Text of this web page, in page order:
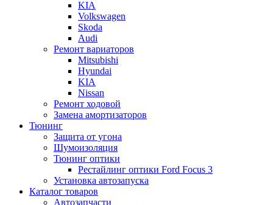
KIA
Volkswagen
Skoda
Audi
Ремонт вариаторов
Mitsubishi
Hyundai
KIA
Nissan
Ремонт ходовой
Замена амортизаторов
Тюнинг
Защита от угона
Шумоизоляция
Тюнинг оптики
Рестайлинг оптики Ford Focus 3
Установка автозапуска
Каталог товаров
Автозапчасти